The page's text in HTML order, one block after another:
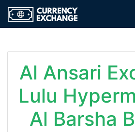
Al Ansari
Lulu
Al Barsha